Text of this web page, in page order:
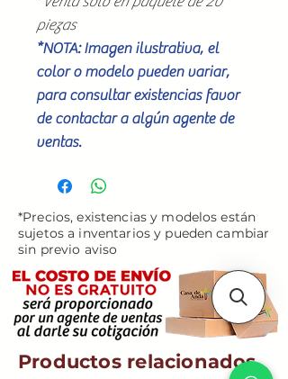
piezas
*NOTA: Imagen ilustrativa, el
color o modelo pueden variar,
para consultar existencias favor
de contactar a algún agente de
ventas.
*Precios, existencias y modelos están
sujetos a inventarios y pueden cambiar
sin previo aviso
Productos relacionados